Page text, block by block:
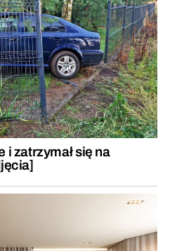
i zatrzymał się na